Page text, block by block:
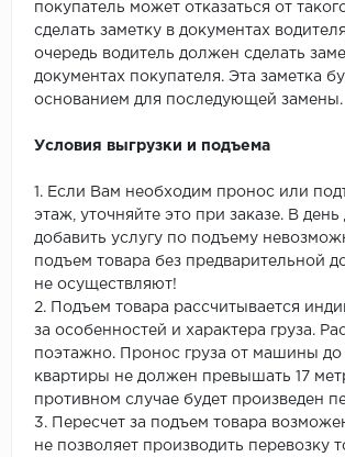
покупатель может отказаться от
сделать заметку в документах
очередь водитель должен сделать
документах покупателя. Эта заметка
основанием для последующей замены.
Условия выгрузки и подъема
1. Если Вам необходим пронос или
этаж, уточняйте это при заказе. В день
добавить услугу по подъему
подъем товара без предварительной
не осуществляют!
2. Подъем товара рассчитывается
за особенностей и характера груза.
поэтажно. Пронос груза от машины до
квартиры не должен превышать 17
противном случае будет произведен
3. Пересчет за подъем товара
не позволяет производить перевозку